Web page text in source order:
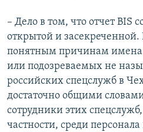
– Дело в том, что отчет BIS
открытой и засекреченной.
понятным причинам
или подозреваемых не
российских спецслужб в
достаточно общими
сотрудники этих
частности, среди